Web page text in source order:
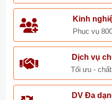
Kinh
Phục vụ
Dịch vụ
Tối ưu -
DV Đa